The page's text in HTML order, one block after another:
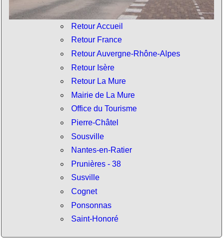
Retour Accueil
Retour France
Retour Auvergne-Rhône-Alpes
Retour Isère
Retour La Mure
Mairie de La Mure
Office du Tourisme
Pierre-Châtel
Sousville
Nantes-en-Ratier
Prunières - 38
Susville
Cognet
Ponsonnas
Saint-Honoré